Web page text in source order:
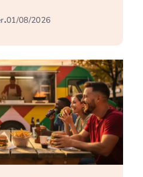
.01/08/2026